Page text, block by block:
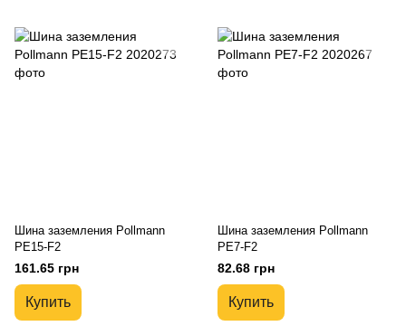
Шина заземления Pollmann
PE15-F2
161.65 грн
Купить
Шина заземления Pollmann
PE7-F2
82.68 грн
Купить